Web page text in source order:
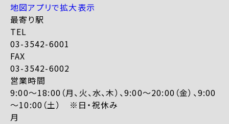
地図アプリで拡大表示
最寄り駅
TEL
03-3542-6001
FAX
03-3542-6002
営業時間
9:00～18:00（月、火、水、木）、9:00～20:00（金）、9:00
～10:00（土） ※日・祝休み
月